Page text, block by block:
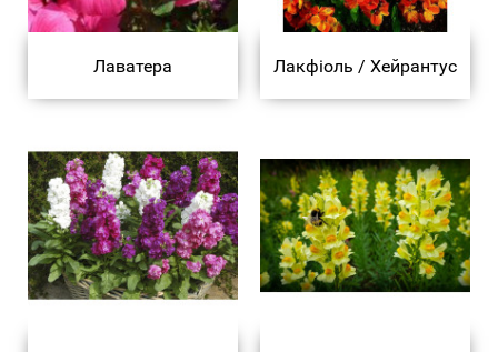
Лаватера Лакфіоль / Хейрантус